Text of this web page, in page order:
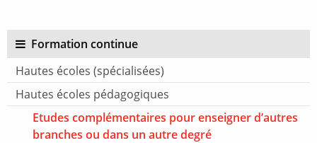
Formation continue
Hautes écoles (spécialisées)
Hautes écoles pédagogiques
Etudes complémentaires pour enseigner d’autres
branches ou dans un autre degré